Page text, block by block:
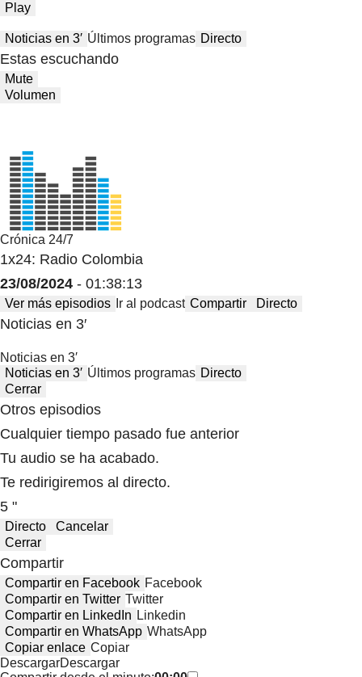
Play
Noticias en 3′ Últimos programas Directo
Estas escuchando
Mute
Volumen
Crónica 24/7
1x24: Radio Colombia
23/08/2024 - 01:38:13
Ver más episodios Ir al podcast Compartir Directo
Noticias en 3′
Noticias en 3′
Noticias en 3′ Últimos programas Directo
Cerrar
Otros episodios
Cualquier tiempo pasado fue anterior
Tu audio se ha acabado.
Te redirigiremos al directo.
5 "
Directo
Cancelar
Cerrar
Compartir
Compartir en Facebook Facebook
Compartir en Twitter Twitter
Compartir en LinkedIn Linkedin
Compartir en WhatsApp WhatsApp
Copiar enlace Copiar
DescargarDescargar